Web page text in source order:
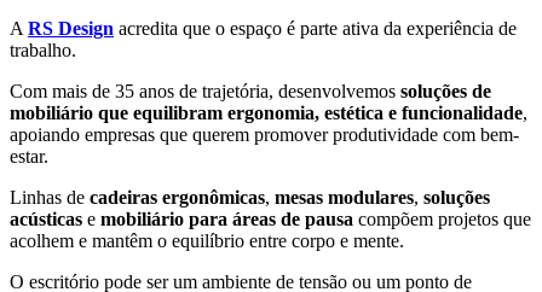
A RS Design acredita que o espaço é parte ativa da experiência de
trabalho.
Com mais de 35 anos de trajetória, desenvolvemos soluções de
mobiliário que equilibram ergonomia, estética e funcionalidade,
apoiando empresas que querem promover produtividade com bem-
estar.
Linhas de cadeiras ergonômicas, mesas modulares, soluções
acústicas e mobiliário para áreas de pausa compõem projetos que
acolhem e mantêm o equilíbrio entre corpo e mente.
O escritório pode ser um ambiente de tensão ou um ponto de